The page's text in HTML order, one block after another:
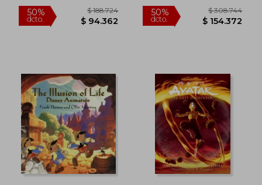
50%
dcto.
$ 150.707
$ 75.354
50%
dcto. $